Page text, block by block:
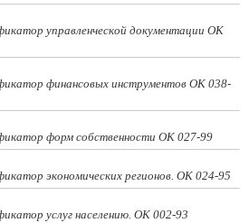
управленческой документации ОК
финансовых инструментов OK 038-
форм собственности ОК 027-99
экономических регионов. ОК 024-95
услуг населению. ОК 002-93